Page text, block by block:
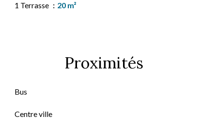
1 Terrasse 20 m²
Proximités
Bus
Centre ville